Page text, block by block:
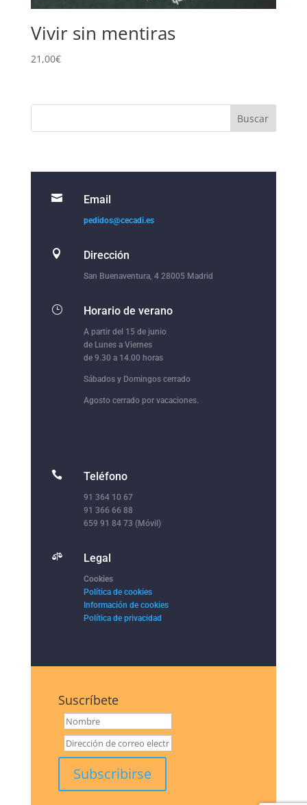
Vivir sin mentiras
21,00€
 Email
pedidos@cecadi.es
 Dirección
San Buenaventura, 4 28005 Madrid
} Horario de verano
A partir del 15 de junio
de Lunes a Viernes
de 9.30 a 14.00 horas
Sábados y Domingos cerrado
Agosto cerrado por vacaciones.
 Teléfono
91 364 10 67
91 366 66 88
659 91 84 73 (Móvil)
 Legal
Cookies
Política de cookies
Información de cookies
Política de privacidad
Suscríbete